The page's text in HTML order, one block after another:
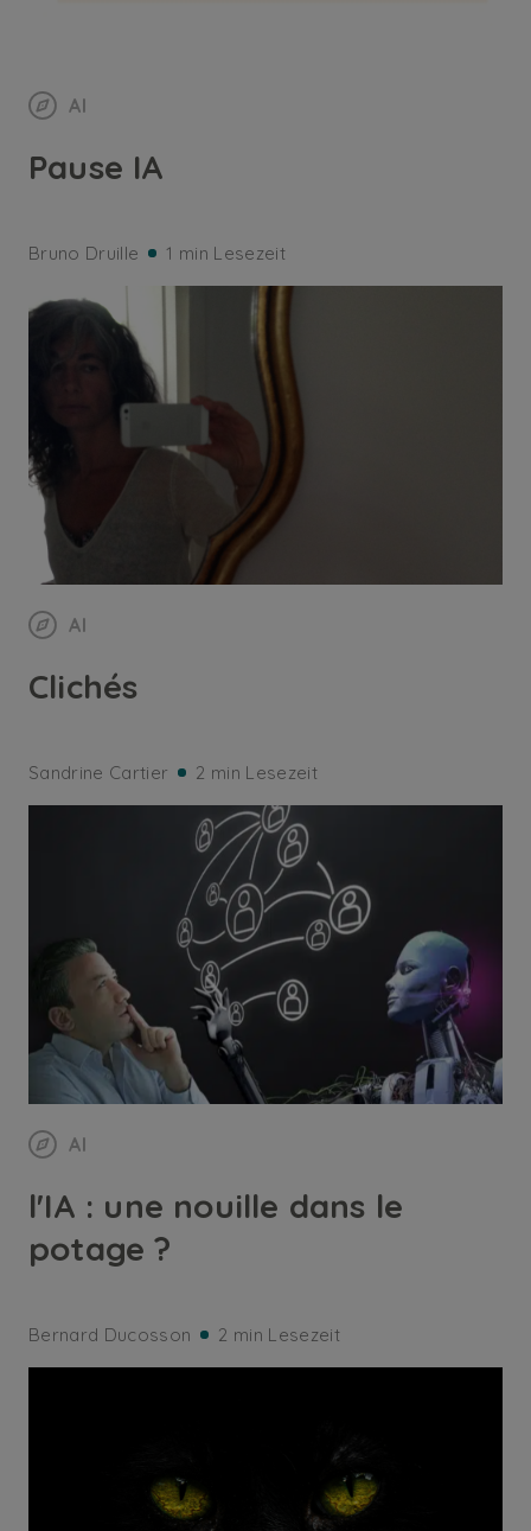
AI
Pause IA
Bruno Druille 1 min Lesezeit
AI
Clichés
Sandrine Cartier 2 min Lesezeit
AI
l'IA : une nouille dans le
potage ?
Bernard Ducosson 2 min Lesezeit